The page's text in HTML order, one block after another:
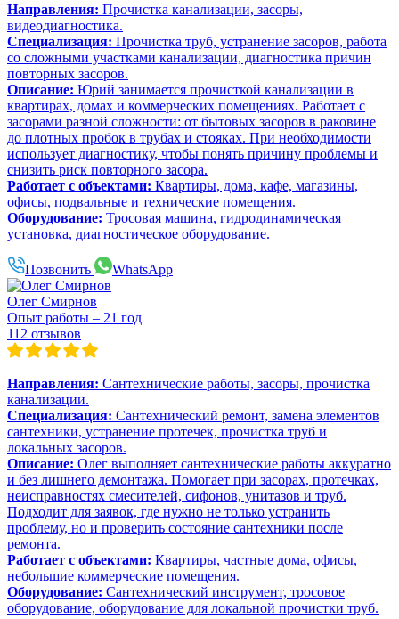
Направления: Прочистка канализации, засоры,
видеодиагностика.
Специализация: Прочистка труб, устранение засоров, работа
со сложными участками канализации, диагностика причин
повторных засоров.
Описание: Юрий занимается прочисткой канализации в
квартирах, домах и коммерческих помещениях. Работает с
засорами разной сложности: от бытовых засоров в раковине
до плотных пробок в трубах и стояках. При необходимости
использует диагностику, чтобы понять причину проблемы и
снизить риск повторного засора.
Работает с объектами: Квартиры, дома, кафе, магазины,
офисы, подвальные и технические помещения.
Оборудование: Тросовая машина, гидродинамическая
установка, диагностическое оборудование.
Позвонить WhatsApp
Олег Смирнов
Опыт работы – 21 год
112 отзывов
Направления: Сантехнические работы, засоры, прочистка
канализации.
Специализация: Сантехнический ремонт, замена элементов
сантехники, устранение протечек, прочистка труб и
локальных засоров.
Описание: Олег выполняет сантехнические работы аккуратно
и без лишнего демонтажа. Помогает при засорах, протечках,
неисправностях смесителей, сифонов, унитазов и труб.
Подходит для заявок, где нужно не только устранить
проблему, но и проверить состояние сантехники после
ремонта.
Работает с объектами: Квартиры, частные дома, офисы,
небольшие коммерческие помещения.
Оборудование: Сантехнический инструмент, тросовое
оборудование, оборудование для локальной прочистки труб.